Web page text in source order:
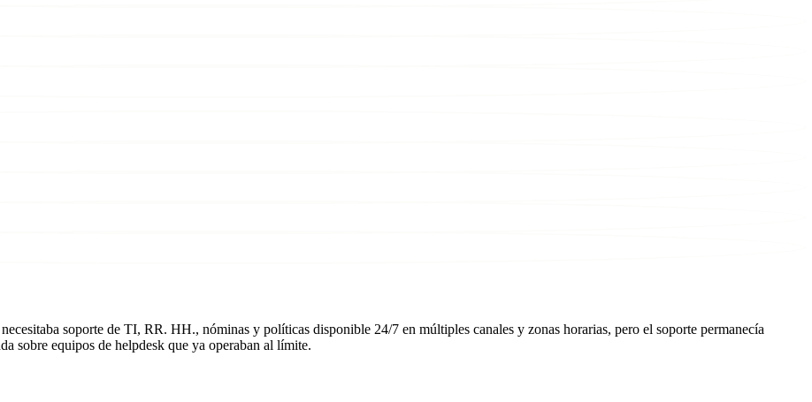
soporte de TI, RR. HH., nóminas y políticas disponible 24/7 en múltiples canales y zonas horarias, pero el soporte permanecía
sobre equipos de helpdesk que ya operaban al límite.